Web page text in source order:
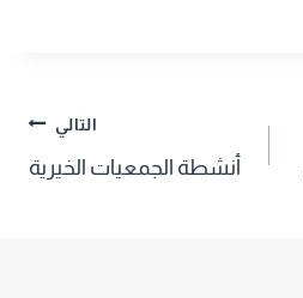
التالي
أنشطة الجمعيات الخيرية